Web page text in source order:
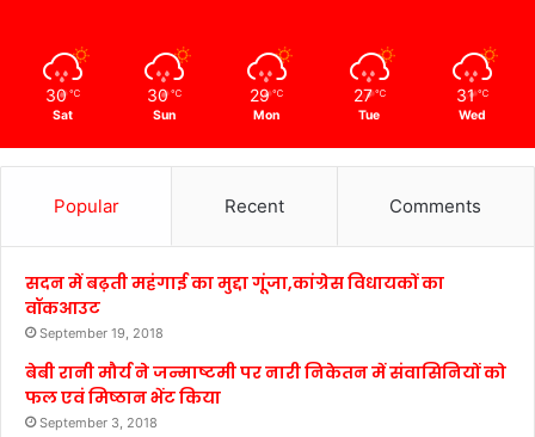
30 ℃
Sat
30 ℃
Sun
29 ℃
Mon
27 ℃
Tue
31 ℃
Wed
Popular Recent Comments
सदन में बढ़ती महंगाई का मुद्दा गूंजा,कांग्रेस विधायकों का
वॉकआउट
September 19, 2018
बेबी रानी मौर्य ने जन्माष्टमी पर नारी निकेतन में संवासिनियों को
फल एवं मिष्ठान भेंट किया
September 3, 2018